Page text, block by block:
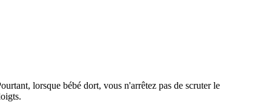
lorsque bébé dort, vous n'arrêtez pas de scruter le